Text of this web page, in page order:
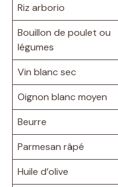
Riz arborio
Bouillon de poulet ou
légumes
Vin blanc sec
Oignon blanc moyen
Beurre
Parmesan râpé
Huile d’olive